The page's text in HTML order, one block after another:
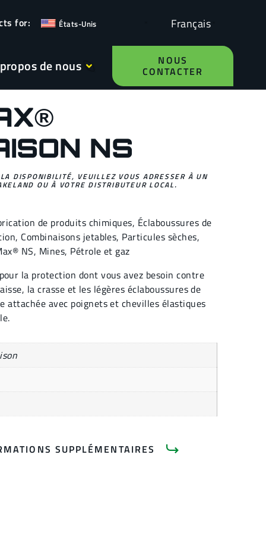
États-Unis Français
de nous NOUS
CONTACTER
NS
DISPONIBILITÉ, VEUILLEZ VOUS ADRESSER À UN
OU À VOTRE DISTRIBUTEUR LOCAL.
de produits chimiques, Éclaboussures de
, Combinaisons jetables, Particules sèches,
NS, Mines, Pétrole et gaz
la protection dont vous avez besoin contre
la crasse et les légères éclaboussures de
attachée avec poignets et chevilles élastiques
SUPPLÉMENTAIRES